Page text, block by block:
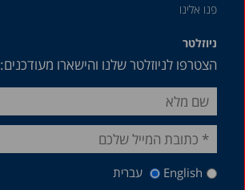
פנו אלינו
ניוזלטר
הצטרפו לניוזלטר שלנו והישארו מעודכנים:
English עברית